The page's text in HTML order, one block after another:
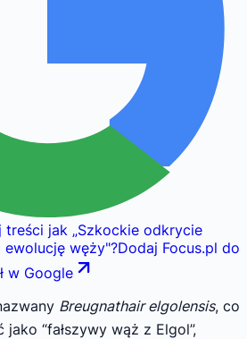
treści jak „Szkockie odkrycie
ewolucję węży"?Dodaj Focus.pl do
w Google
Breugnathair elgolensis, co
“fałszywy wąż z Elgol”,